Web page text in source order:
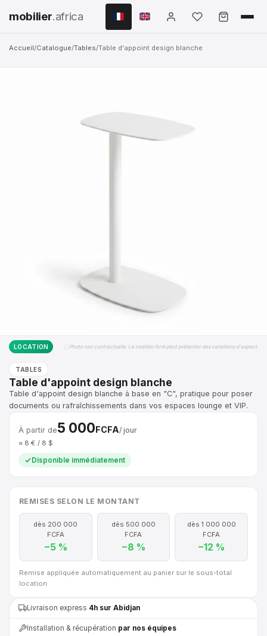
mobilier.africa
Accueil/Catalogue/Tables/Table d'appoint design blanche
LOCATION Photo non contractuelle. Le mobilier livré peut présenter des variations d'aspect.
TABLES
Table d'appoint design blanche
Table d'appoint design blanche à base en "C", pratique pour poser
documents ou rafraîchissements dans vos espaces lounge et VIP.
À partir de5 000FCFA/ jour
≈ 8 € / 8 $
Disponible immédiatement
REMISES SELON LE MONTANT
dès 200 000
FCFA
−5 %
dès 500 000
FCFA
−8 %
dès 1 000 000
FCFA
−12 %
Remise appliquée automatiquement au panier sur le sous-total
location.
Livraison express 4h sur Abidjan
Installation & récupération par nos équipes